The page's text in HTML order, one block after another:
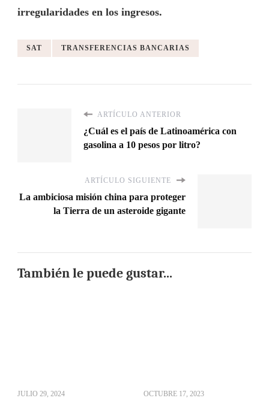
irregularidades en los ingresos.
SAT TRANSFERENCIAS BANCARIAS
ARTÍCULO ANTERIOR
¿Cuál es el país de Latinoamérica con
gasolina a 10 pesos por litro?
ARTÍCULO SIGUIENTE
La ambiciosa misión china para proteger
la Tierra de un asteroide gigante
También le puede gustar...
JULIO 29, 2024 OCTUBRE 17, 2023